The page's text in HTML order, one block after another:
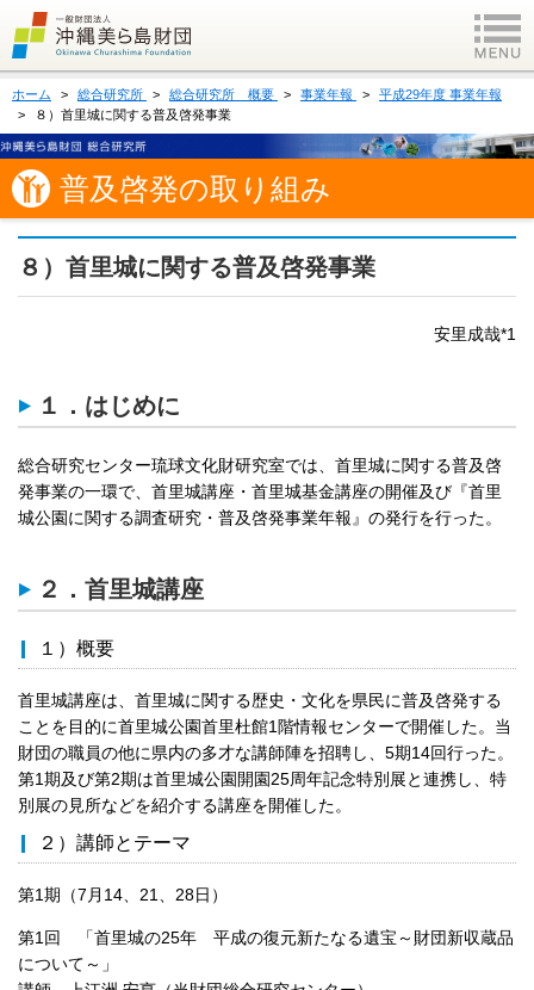
ホーム 総合研究所 総合研究所 概要 事業年報
平成29年度 事業年報
８）首里城に関する普及啓発事業
普及啓発の取り組み
８）首里城に関する普及啓発事業
安里成哉*1
１．はじめに
総合研究センター琉球文化財研究室では、首里城に関する普及啓
発事業の一環で、首里城講座・首里城基金講座の開催及び『首里
城公園に関する調査研究・普及啓発事業年報』の発行を行った。
２．首里城講座
１）概要
首里城講座は、首里城に関する歴史・文化を県民に普及啓発する
ことを目的に首里城公園首里杜館1階情報センターで開催した。当
財団の職員の他に県内の多才な講師陣を招聘し、5期14回行った。
第1期及び第2期は首里城公園開園25周年記念特別展と連携し、特
別展の見所などを紹介する講座を開催した。
２）講師とテーマ
第1期（7月14、21、28日）
第1回 「首里城の25年 平成の復元新たなる遺宝～財団新収蔵品
について～」